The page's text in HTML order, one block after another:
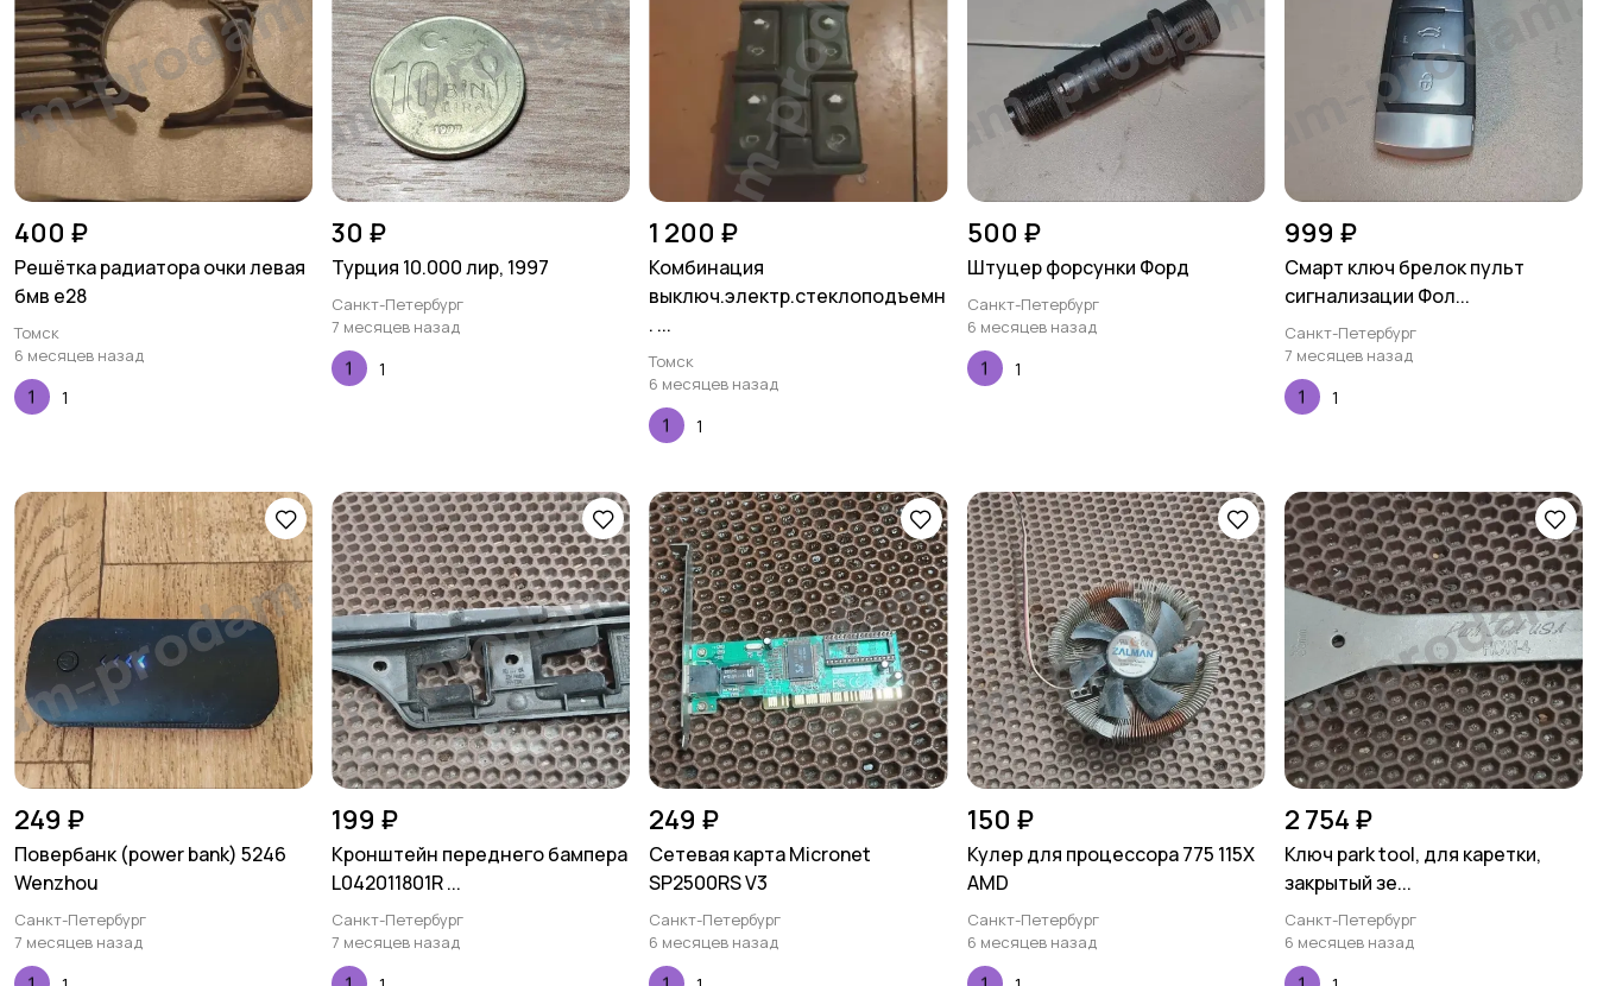
400 ₽
Решётка радиатора очки левая
бмв е28
Томск
6 месяцев назад
1
30 ₽
Турция 10.000 лир, 1997
Санкт-Петербург
7 месяцев назад
1
1 200 ₽
Комбинация
выключ.электр.стеклоподъемн
. ...
Томск
6 месяцев назад
1
500 ₽
Штуцер форсунки Форд
Санкт-Петербург
6 месяцев назад
1
999 ₽
Смарт ключ брелок пульт
сигнализации Фол...
Санкт-Петербург
7 месяцев назад
1
249 ₽
Повербанк (power bank) 5246
Wenzhou
Санкт-Петербург
7 месяцев назад
199 ₽
Кронштейн переднего бампера
L042011801R ...
Санкт-Петербург
7 месяцев назад
249 ₽
Сетевая карта Micronet
SP2500RS V3
Санкт-Петербург
6 месяцев назад
150 ₽
Кулер для процессора 775 115Х
AMD
Санкт-Петербург
6 месяцев назад
2 754 ₽
Ключ park tool, для каретки,
закрытый зе...
Санкт-Петербург
6 месяцев назад